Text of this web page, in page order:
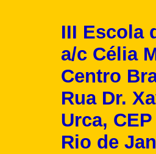
III Escola
a/c Célia
Centro
Rua Dr.
Urca,
Rio de